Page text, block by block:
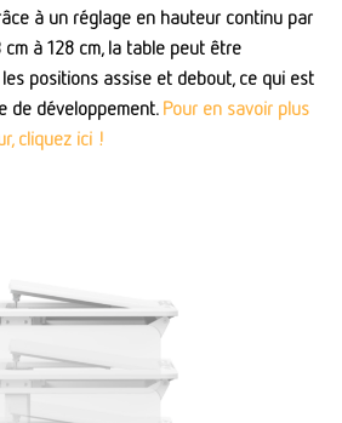
à un réglage en hauteur continu par
à 128 cm, la table peut être
positions assise et debout, ce qui est
de développement. Pour en savoir plus
cliquez ici !